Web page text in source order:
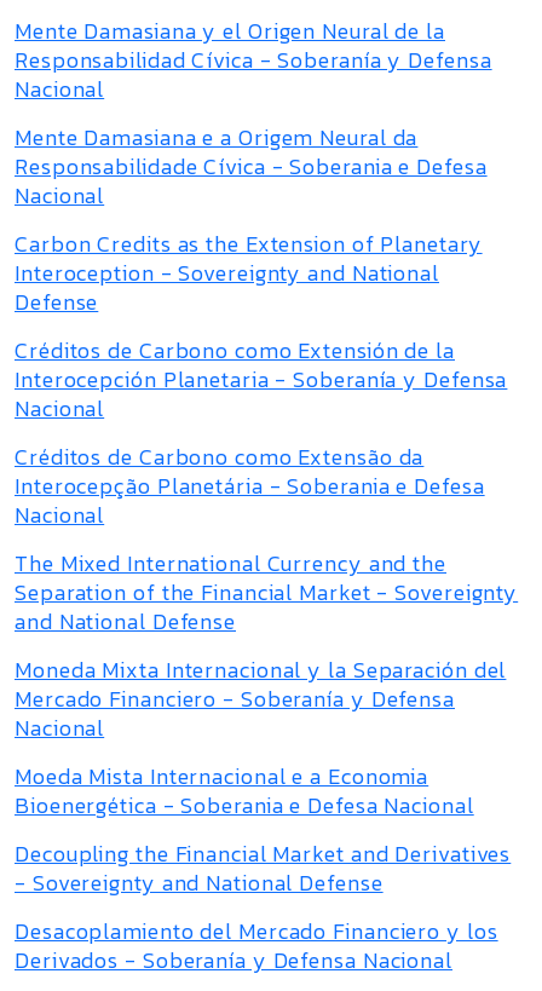
Mente Damasiana y el Origen Neural de la
Responsabilidad Cívica - Soberanía y Defensa
Nacional
Mente Damasiana e a Origem Neural da
Responsabilidade Cívica - Soberania e Defesa
Nacional
Carbon Credits as the Extension of Planetary
Interoception - Sovereignty and National
Defense
Créditos de Carbono como Extensión de la
Interocepción Planetaria - Soberanía y Defensa
Nacional
Créditos de Carbono como Extensão da
Interocepção Planetária - Soberania e Defesa
Nacional
The Mixed International Currency and the
Separation of the Financial Market - Sovereignty
and National Defense
Moneda Mixta Internacional y la Separación del
Mercado Financiero - Soberanía y Defensa
Nacional
Moeda Mista Internacional e a Economia
Bioenergética - Soberania e Defesa Nacional
Decoupling the Financial Market and Derivatives
- Sovereignty and National Defense
Desacoplamiento del Mercado Financiero y los
Derivados - Soberanía y Defensa Nacional